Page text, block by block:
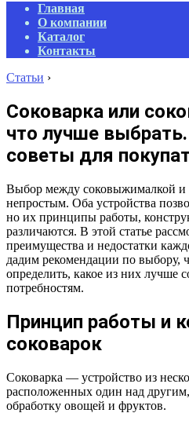
Primary
Navigation
Menu
Главная
О компании
Каталог
Контакты
Статьи ›
Соковарка или
что лучше
советы для
Выбор между соковыжималкой и
непростым. Оба устройства
но их принципы работы,
различаются. В этой статье
преимущества и недостатки
дадим рекомендации по выбору,
определить, какое из них лучше
потребностям.
Принцип работы и
соковарок
Соковарка — устройство из
расположенных один над
обработку овощей и фруктов.